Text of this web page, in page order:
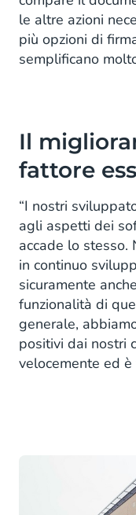
le altre azioni
più opzioni di
semplificano
Il
fattore
“I nostri
agli aspetti dei
accade lo stesso.
in continuo
sicuramente
funzionalità di
generale,
positivi dai nostri
velocemente ed è